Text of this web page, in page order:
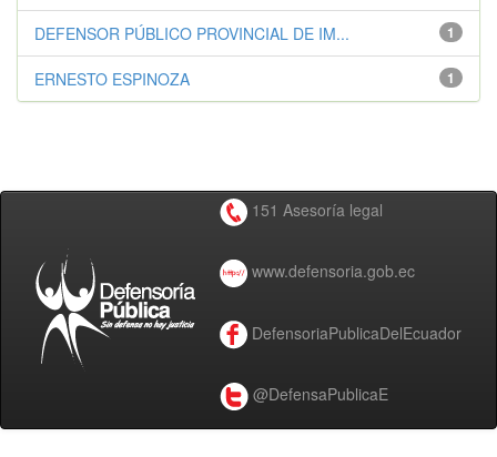
1
DEFENSOR PÚBLICO PROVINCIAL DE IM...
1
ERNESTO ESPINOZA
151 Asesoría legal
www.defensoria.gob.ec
DefensoriaPublicaDelEcuador
@DefensaPublicaE